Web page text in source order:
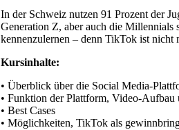
In der Schweiz nutzen 91 Prozent der
Generation Z, aber auch die Millennials
kennenzulernen – denn TikTok ist
Kursinhalte:
• Überblick über die Social Media-
• Funktion der Plattform, Video-Aufbau
• Best Cases
• Möglichkeiten, TikTok als